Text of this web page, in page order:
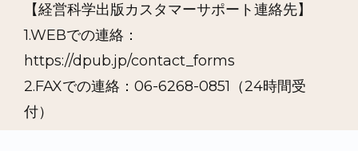
【経営科学出版カスタマーサポート連絡先】
1.WEBでの連絡：
https://dpub.jp/contact_forms
2.FAXでの連絡：06-6268-0851（24時間受
付）